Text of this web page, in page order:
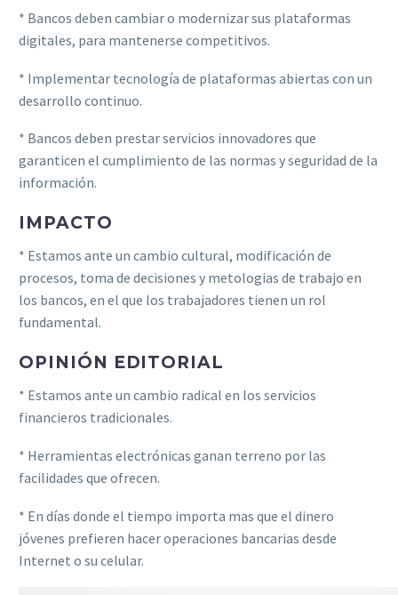
* Bancos deben cambiar o modernizar sus plataformas
digitales, para mantenerse competitivos.
* Implementar tecnología de plataformas abiertas con un
desarrollo continuo.
* Bancos deben prestar servicios innovadores que
garanticen el cumplimiento de las normas y seguridad de la
información.
IMPACTO
* Estamos ante un cambio cultural, modificación de
procesos, toma de decisiones y metologias de trabajo en
los bancos, en el que los trabajadores tienen un rol
fundamental.
OPINIÓN EDITORIAL
* Estamos ante un cambio radical en los servicios
financieros tradicionales.
* Herramientas electrónicas ganan terreno por las
facilidades que ofrecen.
* En días donde el tiempo importa mas que el dinero
jóvenes prefieren hacer operaciones bancarias desde
Internet o su celular.